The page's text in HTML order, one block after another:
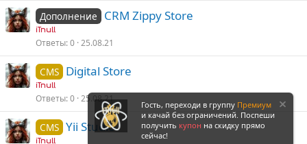
Дополнение CRM Zippy Store
iTnull
Ответы 0 25.08.21
CMS Digital Store
iTnull
Ответы 0 25.08.21
CMS Yii Studio
iTnull
Гость, переходи в группу Премиум
и качай без ограничений. Поспеши
получить купон на скидку прямо
сейчас!